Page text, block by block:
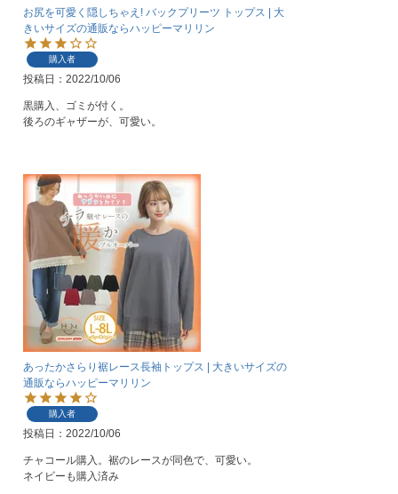
お尻を可愛く隠しちゃえ! バックプリーツ トップス | 大
きいサイズの通販ならハッピーマリリン
購入者
投稿日 2022/10/06
黒購入、ゴミが付く。
後ろのギャザーが、可愛い。
あったかさらり裾レース長袖トップス | 大きいサイズの
通販ならハッピーマリリン
購入者
投稿日 2022/10/06
チャコール購入。裾のレースが同色で、可愛い。
ネイビーも購入済み